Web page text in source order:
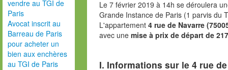
vendre au TGI de
Paris
Avocat inscrit au
Barreau de Paris
pour acheter un
bien aux enchères
au TGI de Paris
Le 7 février 2019 à 14h se déroulera
Grande Instance de Paris (1 parvis du
L'appartement 4 rue de Navarre
avec une mise à prix de départ de
I. Informations sur le 4 rue